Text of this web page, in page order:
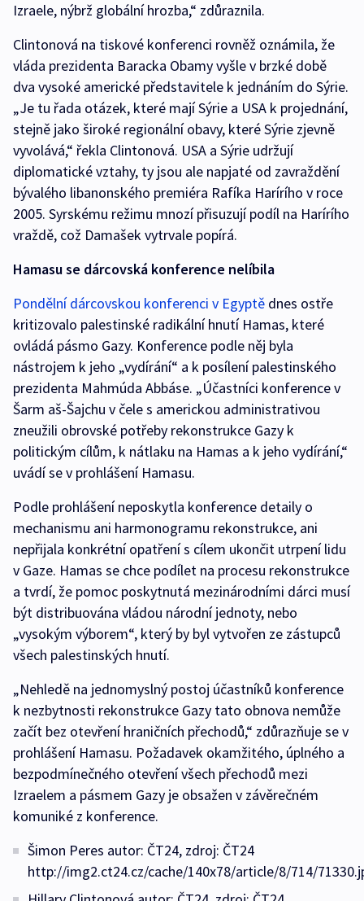
Izraele, nýbrž globální hrozba,“ zdůraznila.
Clintonová na tiskové konferenci rovněž oznámila, že
vláda prezidenta Baracka Obamy vyšle v brzké době
dva vysoké americké představitele k jednáním do Sýrie.
„Je tu řada otázek, které mají Sýrie a USA k projednání,
stejně jako široké regionální obavy, které Sýrie zjevně
vyvolává,“ řekla Clintonová. USA a Sýrie udržují
diplomatické vztahy, ty jsou ale napjaté od zavraždění
bývalého libanonského premiéra Rafíka Harírího v roce
2005. Syrskému režimu mnozí přisuzují podíl na Harírího
vraždě, což Damašek vytrvale popírá.
Hamasu se dárcovská konference nelíbila
Pondělní dárcovskou konferenci v Egyptě dnes ostře
kritizovalo palestinské radikální hnutí Hamas, které
ovládá pásmo Gazy. Konference podle něj byla
nástrojem k jeho „vydírání“ a k posílení palestinského
prezidenta Mahmúda Abbáse. „Účastníci konference v
Šarm aš-Šajchu v čele s americkou administrativou
zneužili obrovské potřeby rekonstrukce Gazy k
politickým cílům, k nátlaku na Hamas a k jeho vydírání,“
uvádí se v prohlášení Hamasu.
Podle prohlášení neposkytla konference detaily o
mechanismu ani harmonogramu rekonstrukce, ani
nepřijala konkrétní opatření s cílem ukončit utrpení lidu
v Gaze. Hamas se chce podílet na procesu rekonstrukce
a tvrdí, že pomoc poskytnutá mezinárodními dárci musí
být distribuována vládou národní jednoty, nebo
„vysokým výborem“, který by byl vytvořen ze zástupců
všech palestinských hnutí.
„Nehledě na jednomyslný postoj účastníků konference
k nezbytnosti rekonstrukce Gazy tato obnova nemůže
začít bez otevření hraničních přechodů,“ zdůrazňuje se v
prohlášení Hamasu. Požadavek okamžitého, úplného a
bezpodmínečného otevření všech přechodů mezi
Izraelem a pásmem Gazy je obsažen v závěrečném
komuniké z konference.
Šimon Peres autor: ČT24, zdroj: ČT24
http://img2.ct24.cz/cache/140x78/article/8/714/